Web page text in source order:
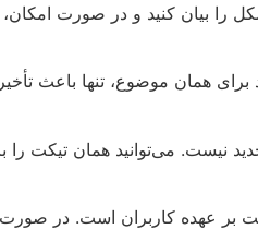
را بیان کنید و در صورت
همان موضوع، تنها باعث
نیست. می‌توانید همان تیکت را
بر عهده کاربران است. در